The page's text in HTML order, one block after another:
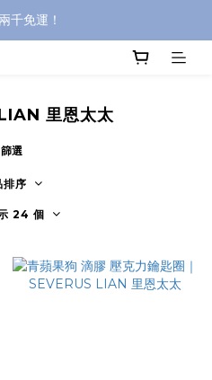
千免運！
千免運！
里恩太太
篩選
排序
24 個